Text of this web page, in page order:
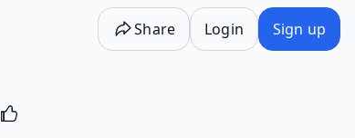
Share Login Sign up
Activating this element will cause content on the